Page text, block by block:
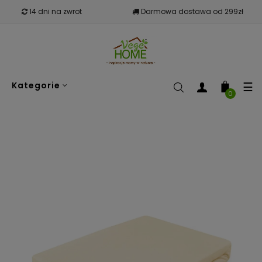
14 dni na zwrot Darmowa dostawa od 299zł
Kategorie ☰
0